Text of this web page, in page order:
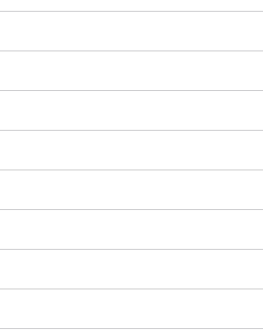
We need your consent to load the
visitor. The website owner needs to
to the list of technologies used.